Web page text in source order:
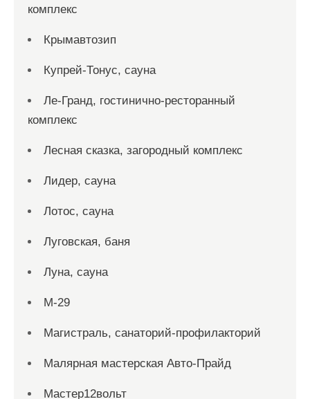
комплекс
Крымавтозип
Купрей-Тонус, сауна
Ле-Гранд, гостинично-ресторанный
комплекс
Лесная сказка, загородный комплекс
Лидер, сауна
Лотос, сауна
Луговская, баня
Луна, сауна
М-29
Магистраль, санаторий-профилакторий
Малярная мастерская Авто-Прайд
Мастер12вольт